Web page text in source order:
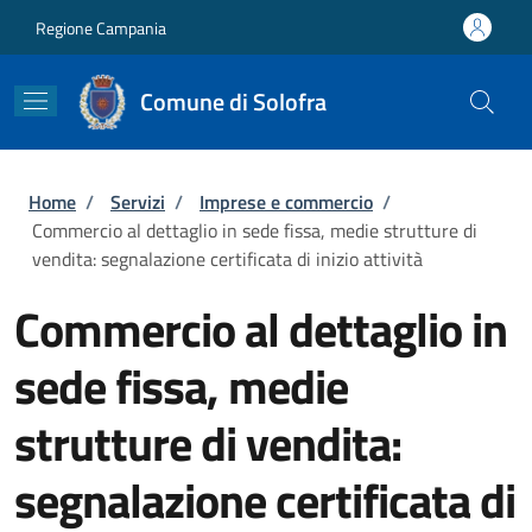
Regione Campania
Comune di Solofra
Briciole di pane
Home / Servizi / Imprese e commercio /
Commercio al dettaglio in sede fissa, medie strutture di
vendita: segnalazione certificata di inizio attività
Commercio al dettaglio in
sede fissa, medie
strutture di vendita:
segnalazione certificata di